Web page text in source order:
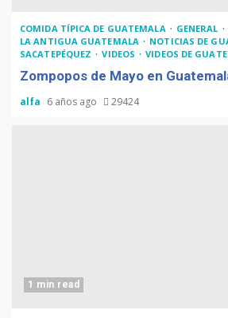
COMIDA TÍPICA DE GUATEMALA
GENERAL
LA ANTIGUA GUATEMALA
NOTICIAS DE
SACATEPÉQUEZ
VIDEOS VIDEOS DE
Zompopos de Mayo en
alfa 6 años ago 29424
1 min read